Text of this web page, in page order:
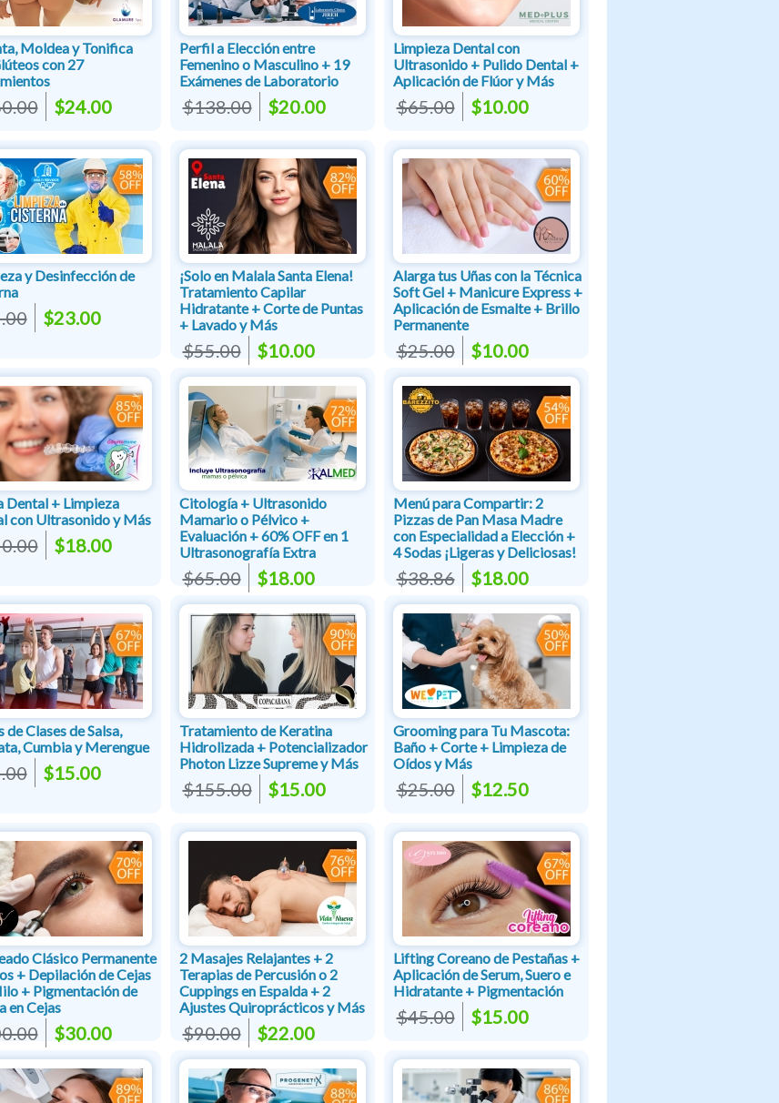
Moldea y Tonifica
con 27
$24.00
Perfil a Elección entre
Femenino o Masculino + 19
Exámenes de Laboratorio
$138.00 $20.00
Limpieza Dental con
Ultrasonido + Pulido Dental +
Aplicación de Flúor y Más
$65.00 $10.00
y Desinfección de
$23.00
¡Solo en Malala Santa Elena!
Tratamiento Capilar
Hidratante + Corte de Puntas
+ Lavado y Más
$55.00 $10.00
Alarga tus Uñas con la Técnica
Soft Gel + Manicure Express +
Aplicación de Esmalte + Brillo
Permanente
$25.00 $10.00
Dental + Limpieza
con Ultrasonido y Más
$18.00
Citología + Ultrasonido
Mamario o Pélvico +
Evaluación + 60% OFF en 1
Ultrasonografía Extra
$65.00 $18.00
Menú para Compartir: 2
Pizzas de Pan Masa Madre
con Especialidad a Elección +
4 Sodas ¡Ligeras y Deliciosas!
$38.86 $18.00
de Clases de Salsa,
Cumbia y Merengue
$15.00
Tratamiento de Keratina
Hidrolizada + Potencializador
Photon Lizze Supreme y Más
$155.00 $15.00
Grooming para Tu Mascota:
Baño + Corte + Limpieza de
Oídos y Más
$25.00 $12.50
Clásico Permanente
+ Depilación de Cejas
+ Pigmentación de
en Cejas
$30.00
2 Masajes Relajantes + 2
Terapias de Percusión o 2
Cuppings en Espalda + 2
Ajustes Quiroprácticos y Más
$90.00 $22.00
Lifting Coreano de Pestañas +
Aplicación de Serum, Suero e
Hidratante + Pigmentación
$45.00 $15.00